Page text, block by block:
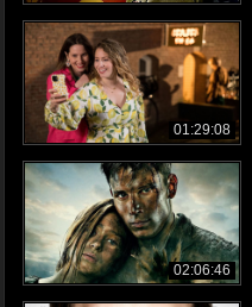
01:29:08
02:06:46